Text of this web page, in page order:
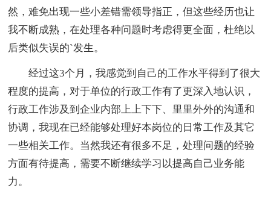
然，难免出现一些小差错需领导指正，但这些经历也让
我不断成熟，在处理各种问题时考虑得更全面，杜绝以
后类似失误的`发生。
经过这3个月，我感觉到自己的工作水平得到了很大
程度的提高，对于单位的行政工作有了更深入地认识，
行政工作涉及到企业内部上上下下、里里外外的沟通和
协调，我现在已经能够处理好本岗位的日常工作及其它
一些相关工作。当然我还有很多不足，处理问题的经验
方面有待提高，需要不断继续学习以提高自己业务能
力。